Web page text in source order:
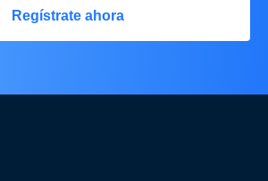
Regístrate ahora